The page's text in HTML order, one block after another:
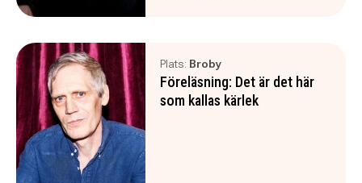
Plats: Broby
Föreläsning: Det är det här
som kallas kärlek